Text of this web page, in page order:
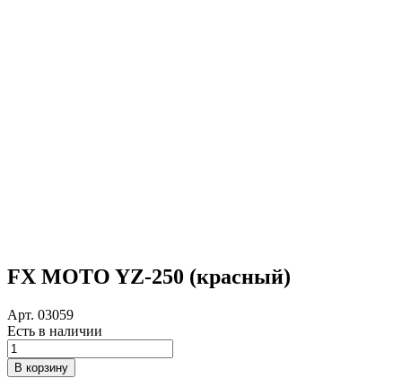
FX MOTO YZ-250 (красный)
Арт. 03059
Есть в наличии
Количество
товара
FX
В корзину